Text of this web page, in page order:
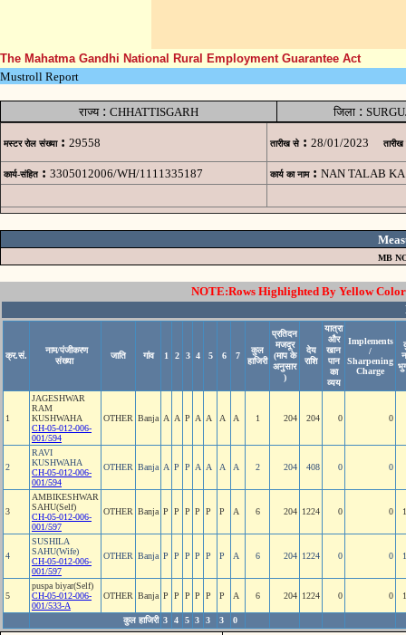
The Mahatma Gandhi National Rural Employment Guarantee Act
Mustroll Report
राज्य: CHHATTISGARH जिला :
मस्टर रोल संख्या : 29558 तारीख से : 28/01/2023 तारीख
कार्य-संहित : 3305012006/WH/1111335187 कार्य का नाम : NAN TALAB
MB
NOTE:Rows Highlighted By Yellow
क्र.सं.
नाम/पंजीकरण
संख्या
जाति गांव 1 2 3 4 5 6 7
कुल
हाजिरी
प्रतिदन
मजदूर
(माप के
अनुसार
)
देय
राशि
यात्रा
और
खान
पान
का
व्यय
Implements
/
Sharpening
Charge
1
JAGESHWAR
RAM
KUSHWAHA
CH-05-012-006-
001/594
OTHER Banja A A P A A A A 1 204 204 0 0
2
RAVI
KUSHWAHA
CH-05-012-006-
001/594
OTHER Banja A P P A A A A 2 204 408 0 0
3
AMBIKESHWAR
SAHU(Self)
CH-05-012-006-
001/597
OTHER Banja P P P P P P A 6 204 1224 0 0
4
SUSHILA
SAHU(Wife)
CH-05-012-006-
001/597
OTHER Banja P P P P P P A 6 204 1224 0 0
5
puspa biyar(Self)
CH-05-012-006-
001/533-A
OTHER Banja P P P P P P A 6 204 1224 0 0
कुल हाजिरी 3 4 5 3 3 3 0